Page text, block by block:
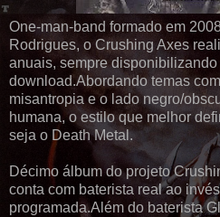
One-man-band formado em
Rodrigues, o Crushing Axes
anuais, sempre
download.Abordando temas
misantropia e o lado negro/
humana, o estilo que melhor
seja o Death Metal.
Décimo álbum do projeto
conta com baterista real ao
programada.Além do baterista